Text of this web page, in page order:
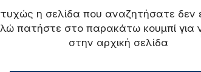
η σελίδα που αναζητήσατε δεν
πατήστε στο παρακάτω κουμπί για
στην αρχική σελίδα